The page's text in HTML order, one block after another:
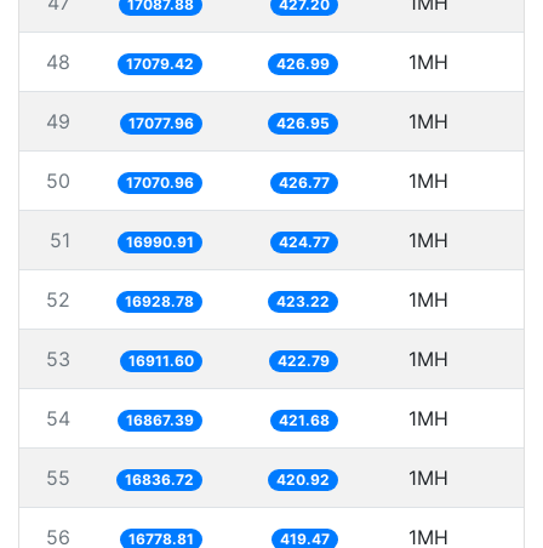
17087.88 427.20
48 17079.42 426.99 1MH
49 17077.96 426.95 1MH
50 17070.96 426.77 1MH
51 16990.91 424.77 1MH
52 16928.78 423.22 1MH
53 16911.60 422.79 1MH
54 16867.39 421.68 1MH
55 16836.72 420.92 1MH
56 16778.81 419.47 1MH